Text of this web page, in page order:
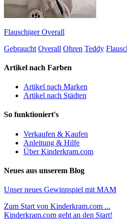
Flauschiger Overall
Gebraucht Overall Ohren Teddy
Artikel nach Farben
Artikel nach Marken
Artikel nach Städten
So funktioniert's
Verkaufen & Kaufen
Anleitung & Hilfe
Über Kinderkram.com
Neues aus unserem Blog
Unser neues Gewinnspiel mit MAM
Zum Start von Kinderkram.com ...
Kinderkram.com geht an den Start!